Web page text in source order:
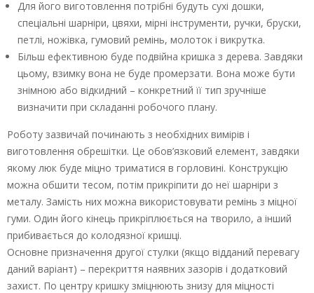
Для його виготовлення потрібні будуть сухі дошки,
спеціальні шарніри, цвяхи, мірні інструменти, ручки, бруски,
петлі, ножівка, гумовий ремінь, молоток і викрутка.
Більш ефективною буде подвійна кришка з дерева. Завдяки
цьому, взимку вона не буде промерзати. Вона може бути
знімною або відкидний – конкретний її тип зручніше
визначити при складанні робочого плану.
Роботу зазвичай починають з необхідних вимірів і
виготовлення обрешітки. Це обов’язковий елемент, завдяки
якому люк буде міцно триматися в горловині. Конструкцію
можна обшити тесом, потім прикріпити до неї шарніри з
металу. Замість них можна використовувати ремінь з міцної
гуми. Один його кінець прикріплюється на творило, а інший
прибивається до колодязної кришці.
Основне призначення другої стулки (якщо відданий перевагу
даний варіант) – перекриття наявних зазорів і додатковий
захист. По центру кришку зміцнюють знизу для міцності